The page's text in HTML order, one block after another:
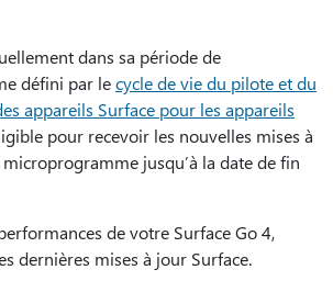
dans sa période de
défini par lecycle de vie du pilote et du
appareils Surface pour les appareils
pour recevoir les nouvelles mises à
jusqu’à la date de fin
de votre Surface Go 4,
dernières mises à jour Surface.